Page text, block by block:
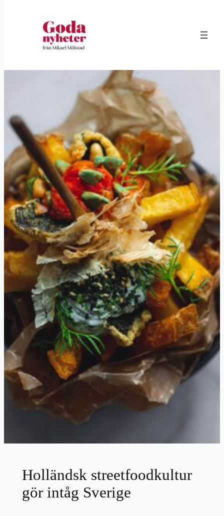
Holländsk streetfoodkultur
gör intåg Sverige